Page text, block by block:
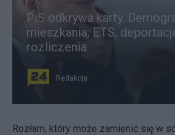
PiS odkrywa karty.
mieszkania, ETS,
rozliczenia
Redakcja
Rozłam, który może zamienić się w